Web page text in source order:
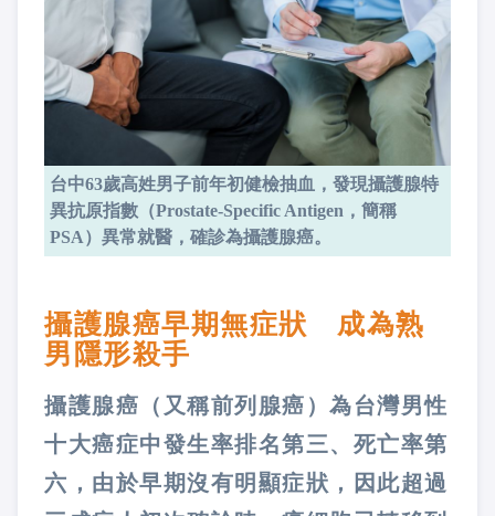
台中63歲高姓男子前年初健檢抽血，發現攝護腺特
異抗原指數（Prostate-Specific Antigen，簡稱
PSA）異常就醫，確診為攝護腺癌。
攝護腺癌早期無症狀 成為熟
男隱形殺手
攝護腺癌（又稱前列腺癌）為台灣男性
十大癌症中發生率排名第三、死亡率第
六，由於早期沒有明顯症狀，因此超過